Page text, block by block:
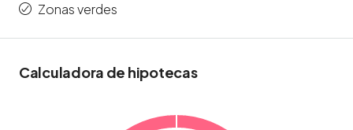
Zonas verdes
Calculadora de hipotecas